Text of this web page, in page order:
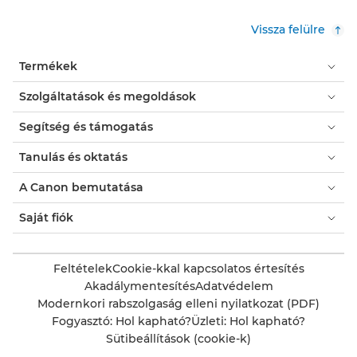
Vissza felülre
Termékek
Szolgáltatások és megoldások
Segítség és támogatás
Tanulás és oktatás
A Canon bemutatása
Saját fiók
FeltételekCookie-kkal kapcsolatos értesítés
AkadálymentesítésAdatvédelem
Modernkori rabszolgaság elleni nyilatkozat (PDF)
Fogyasztó: Hol kapható?Üzleti: Hol kapható?
Sütibeállítások (cookie-k)